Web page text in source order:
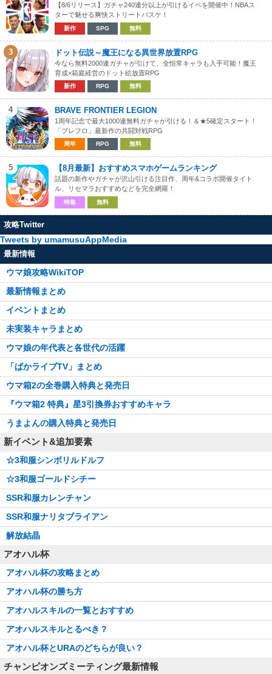
【8/6リリース】ガチャ240連分以上が引けるイベを開催中！NBAス
ターで魅せる爽快ストリートバスケ！
新作 SPG 無料
3 ドット伝説～魔王になる異世界放置RPG
今なら無料2000連ガチャが引けて、全恒常キャラも入手可能！魔王
育成×箱庭経営のドット絵放置RPG
新作 RPG 無料
4 BRAVE FRONTIER LEGION
1周年記念で最大1000連無料ガチャが引ける！＆★5確定スタート！
「ブレフロ」最新作の共闘対戦RPG
周年 RPG 無料
5 【8月最新】おすすめスマホゲームランキング
話題の新作やガチャが沢山引ける注目作、周年&コラボ開催タイト
ル、リセマラおすすめなどを完全網羅！
特集 無料
攻略Twitter
Tweets by umamusuAppMedia
最新情報
ウマ娘攻略WikiTOP
最新情報まとめ
イベントまとめ
未実装キャラまとめ
ウマ娘の年代表と各世代の活躍
「ぱかライブTV」まとめ
ウマ箱2の全巻購入特典と発売日
『ウマ箱2 特典』星3引換券おすすめキャラ
うまよんの購入特典と発売日
新イベント&追加要素
☆3和服シンボリルドルフ
☆3和服ゴールドシチー
SSR和服カレンチャン
SSR和服ナリタブライアン
解放結晶
アオハル杯
アオハル杯の攻略まとめ
アオハル杯の勝ち方
アオハルスキルの一覧とおすすめ
アオハルスキルとるべき？
アオハル杯とURAのどちらが良い？
チャンピオンズミーティング最新情報